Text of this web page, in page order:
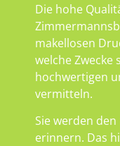
Die hohe
makellosen
welche Zwecke
hochwertigen
vermitteln.
Sie werden
erinnern. Das